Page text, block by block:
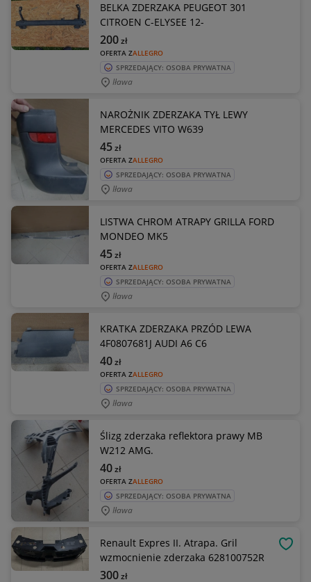
BELKA ZDERZAKA PEUGEOT 301
CITROEN C-ELYSEE 12-
OFERTA ZALLEGRO
200zł
SPRZEDAJĄCY: OSOBA PRYWATNA
Iława
NAROŻNIK ZDERZAKA TYŁ LEWY
MERCEDES VITO W639
OFERTA ZALLEGRO
45zł
SPRZEDAJĄCY: OSOBA PRYWATNA
Iława
LISTWA CHROM ATRAPY GRILLA FORD
MONDEO MK5
OFERTA ZALLEGRO
45zł
SPRZEDAJĄCY: OSOBA PRYWATNA
Iława
KRATKA ZDERZAKA PRZÓD LEWA
4F0807681J AUDI A6 C6
OFERTA ZALLEGRO
40zł
SPRZEDAJĄCY: OSOBA PRYWATNA
Iława
Ślizg zderzaka reflektora prawy MB
W212 AMG.
OFERTA ZALLEGRO
40zł
SPRZEDAJĄCY: OSOBA PRYWATNA
Iława
Renault Expres II. Atrapa. Gril
wzmocnienie zderzaka 628100752R
300zł